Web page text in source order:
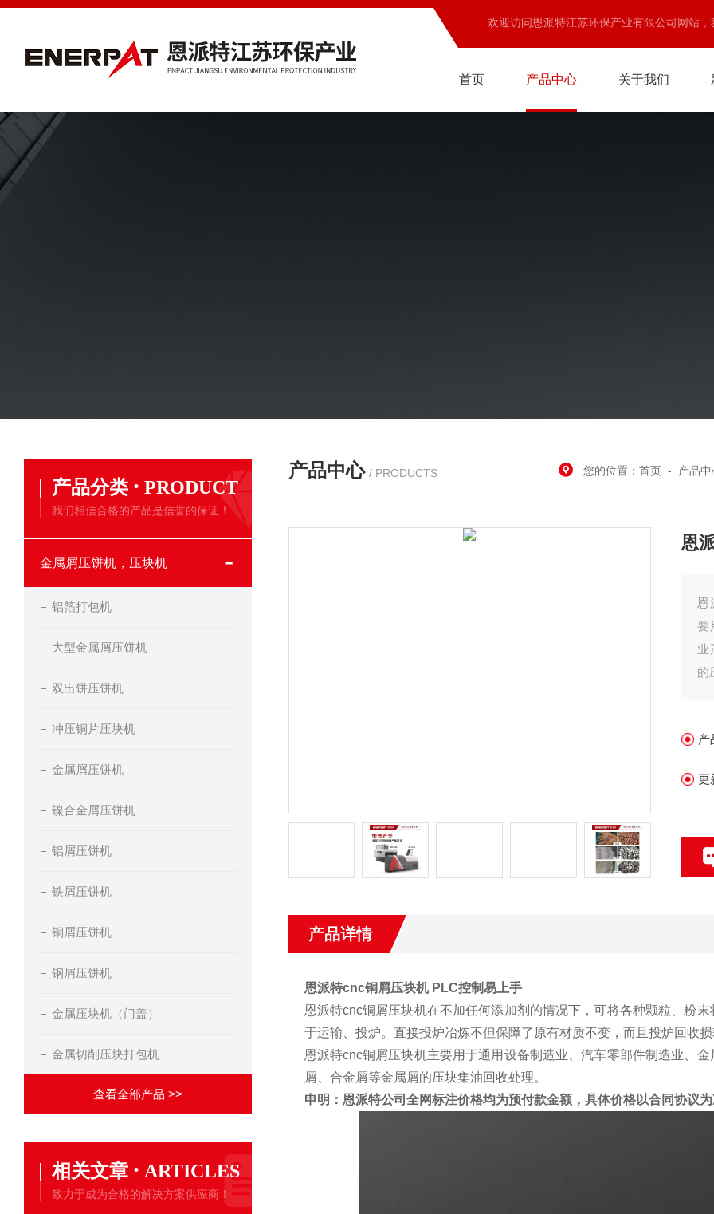
欢迎访问恩派特江苏环保产业有限公司网站
首页 产品中心 关于我们
产品分类 · PRODUCT
我们相信合格的产品是信誉的保证！
金属屑压饼机，压块机
铝箔打包机
大型金属屑压饼机
双出饼压饼机
冲压铜片压块机
金属屑压饼机
镍合金屑压饼机
铝屑压饼机
铁屑压饼机
铜屑压饼机
钢屑压饼机
金属压块机（门盖）
金属切削压块打包机
查看全部产品 >>
相关文章 · ARTICLES
致力于成为合格的解决方案供应商！
产品中心 / PRODUCTS 您的位置：首页 - 产品
恩
恩
要
业
的
产
更
产品详情
恩派特cnc铜屑压块机 PLC控制易上手
恩派特cnc铜屑压块机在不加任何添加剂的情况下，可将各种颗粒、粉
于运输、投炉。直接投炉冶炼不但保障了原有材质不变，而且投炉回收
恩派特cnc铜屑压块机主要用于通用设备制造业、汽车零部件制造业、
屑、合金屑等金属屑的压块集油回收处理。
申明：恩派特公司全网标注价格均为预付款金额，具体价格以合同协议